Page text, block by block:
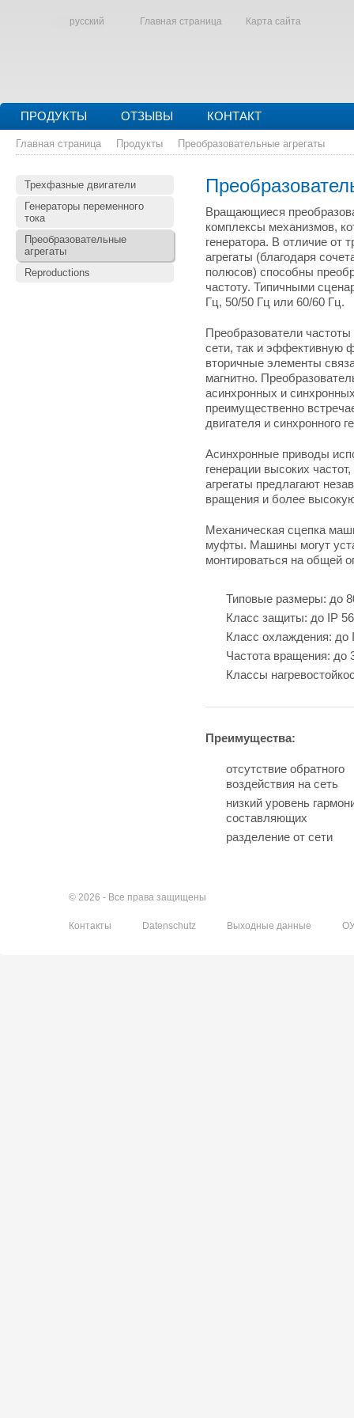
русский Главная страница Карта сайта
ПРОДУКТЫ ОТЗЫВЫ КОНТАКТ
Главная страница Продукты Преобразовательные агрегаты
Трехфазные двигатели
Генераторы переменного
тока
Преобразовательные
агрегаты
Reproductions
Вращающиеся
комплексы механизмов,
генератора. В отличие от
агрегаты (благодаря
полюсов) способны
частоту. Типичными
Гц, 50/50 Гц или 60/60 Гц.
Преобразователи
сети, так и эффективную
вторичные элементы
магнитно.
асинхронных и
преимущественно
двигателя и синхронного
Асинхронные приводы
генерации высоких
агрегаты предлагают
вращения и более
Механическая сцепка
муфты. Машины могут
монтироваться на общей
Типовые размеры: до
Класс защиты: до IP 56
Класс охлаждения: до
Частота вращения: до
Классы
Преимущества:
отсутствие обратного
воздействия на сеть
низкий уровень
составляющих
разделение от сети
© 2026 - Все права защищены
Контакты Datenschutz Выходные данные